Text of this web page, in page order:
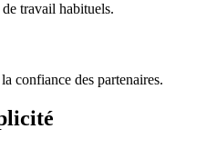
travail habituels.
confiance des partenaires.